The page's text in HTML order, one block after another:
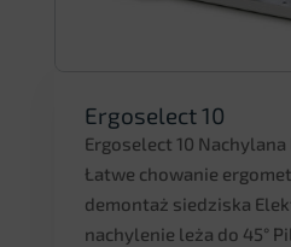
Ergoselect 10
Ergoselect 10
Łatwe chowanie
demontaż siedziska
nachylenie leża do 45°